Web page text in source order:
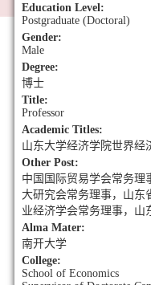
Education Level:
Postgraduate (Doctoral)
Gender:
Male
Degree:
博士
Title:
Professor
Academic Titles:
山东大学经济学院世界经
Other Post:
中国国际贸易学会常务理
大研究会常务理事，山东
业经济学会常务理事，山
Alma Mater:
南开大学
College:
School of Economics